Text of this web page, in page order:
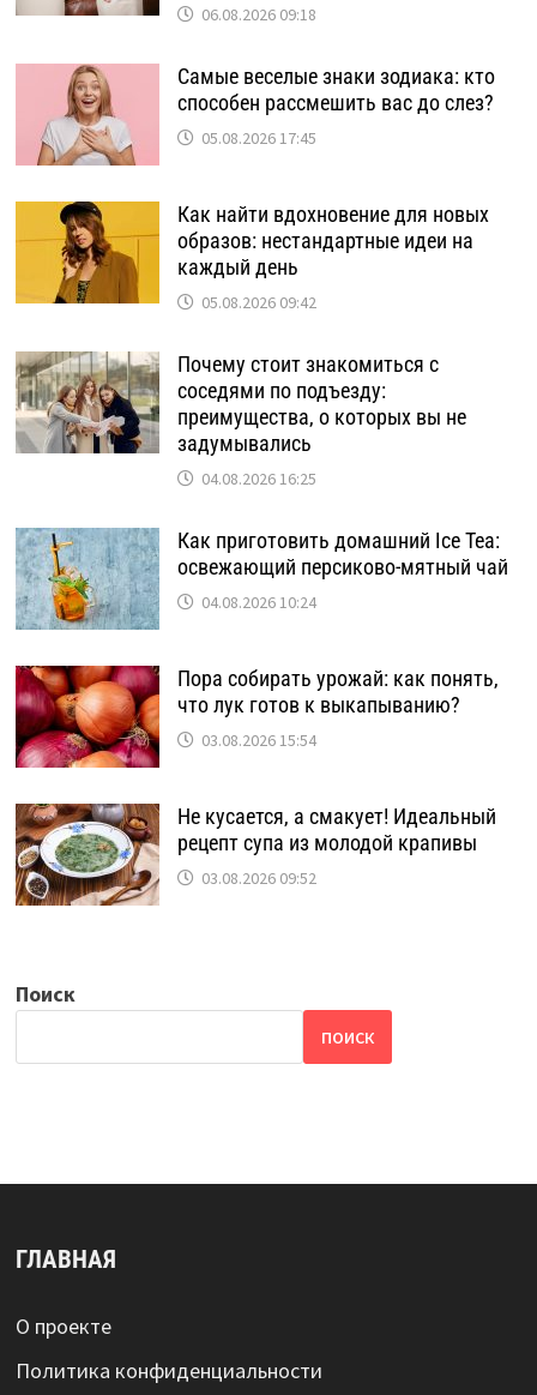
06.08.2026 09:18
Самые веселые знаки зодиака: кто
способен рассмешить вас до слез?
05.08.2026 17:45
Как найти вдохновение для новых
образов: нестандартные идеи на
каждый день
05.08.2026 09:42
Почему стоит знакомиться с
соседями по подъезду:
преимущества, о которых вы не
задумывались
04.08.2026 16:25
Как приготовить домашний Ice Tea:
освежающий персиково-мятный чай
04.08.2026 10:24
Пора собирать урожай: как понять,
что лук готов к выкапыванию?
03.08.2026 15:54
Не кусается, а смакует! Идеальный
рецепт супа из молодой крапивы
03.08.2026 09:52
Поиск
ПОИСК
ГЛАВНАЯ
О проекте
Политика конфиденциальности